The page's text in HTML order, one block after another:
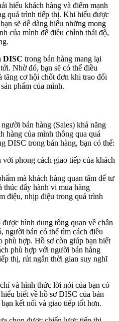
hiểu khách hàng và điểm mạnh
quá trình tiếp thị. Khi hiểu được
sẽ dễ dàng hiểu những mong
của mình để điều chỉnh thái độ,
DISC trong bán hàng mang lại
Nhờ đó, bạn sẽ có thể điều
tăng cơ hội chốt đơn khi trao đổi
phẩm của mình.
bán hàng (Sales) khả năng
hàng của mình thông qua quá
DISC trong bán hàng, bạn có thể:
phong cách giao tiếp của khách
mà khách hàng quan tâm để tư
thúc đẩy hành vi mua hàng
điệu, nhịp điệu trong quá trình
hình dung tổng quan về chân
người bán có thể tìm cách điều
phù hợp. Hồ sơ còn giúp bạn biết
phù hợp với người bán hàng
thị, rút ngắn thời gian suy nghĩ
và hình thức lời nói của bạn có
biết về hồ sơ DISC của bản
kết nối và giao tiếp tốt hơn.